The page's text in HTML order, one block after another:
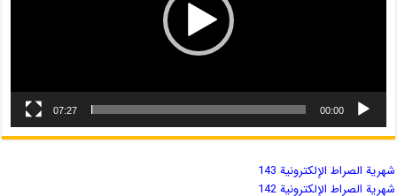
00:00
07:27
شهریة الصراط الإلكترونية 143
شهریة الصراط الإلكترونية 142